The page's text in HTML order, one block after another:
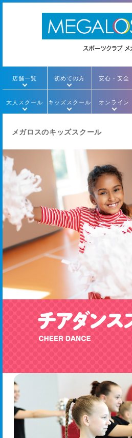
店舗一覧 初めての方 安心・安全
大人スクール キッズスクール オンライン
メガロスのキッズスクール
スイミング テニス
ミライクラン ミライクダンス
チアダンス 空手
ダンス
キッズパーソナル